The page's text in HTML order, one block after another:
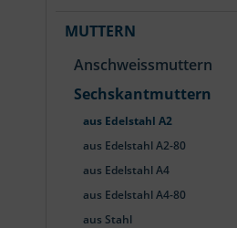
MUTTERN
Anschweissmuttern
Sechskantmuttern
aus Edelstahl A2
aus Edelstahl A2-80
aus Edelstahl A4
aus Edelstahl A4-80
aus Stahl